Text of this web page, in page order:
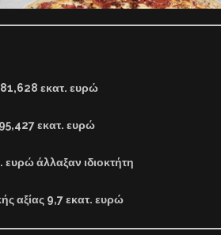
εκατ. ευρώ
εκατ. ευρώ
άλλαξαν ιδιοκτήτη
αξίας 9,7 εκατ. ευρώ